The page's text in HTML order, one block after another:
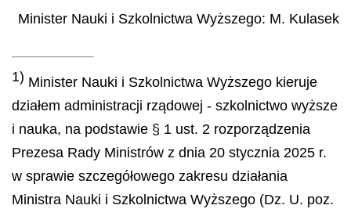
Minister Nauki i Szkolnictwa Wyższego: M. Kulasek
1) Minister Nauki i Szkolnictwa Wyższego kieruje
działem administracji rządowej - szkolnictwo wyższe
i nauka, na podstawie § 1 ust. 2 rozporządzenia
Prezesa Rady Ministrów z dnia 20 stycznia 2025 r.
w sprawie szczegółowego zakresu działania
Ministra Nauki i Szkolnictwa Wyższego (Dz. U. poz.